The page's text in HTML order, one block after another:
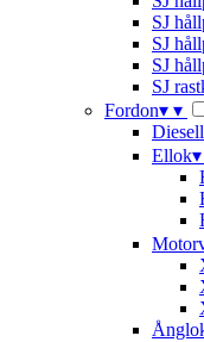
SJ
SJ
SJ
SJ
Fordon▾ ▾
Ellok▾